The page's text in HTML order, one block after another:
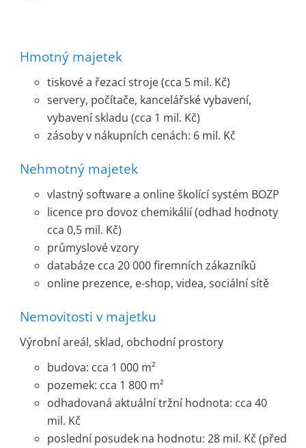
Hmotný majetek
tiskové a řezací stroje (cca 5 mil. Kč)
servery, počítače, kancelářské vybavení,
vybavení skladu (cca 1 mil. Kč)
zásoby v nákupních cenách: 6 mil. Kč
Nehmotný majetek
vlastný software a online školící systém BOZP
licence pro dovoz chemikálií (odhad hodnoty
cca 0,5 mil. Kč)
průmyslové vzory
databáze cca 20 000 firemních zákazníků
online prezence, e-shop, videa, sociální sítě
Nemovitosti v majetku
Výrobní areál, sklad, obchodní prostory
budova: cca 1 000 m²
pozemek: cca 1 800 m²
odhadovaná aktuální tržní hodnota: cca 40
mil. Kč
poslední posudek na hodnotu: 28 mil. Kč (před